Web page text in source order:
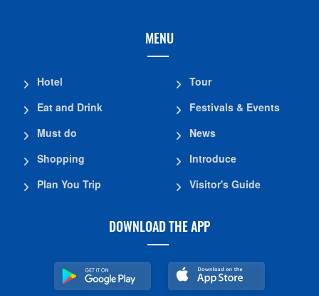
MENU
Hotel
Eat and Drink
Must do
Shopping
Plan You Trip
Tour
Festivals & Events
News
Introduce
Visitor's Guide
DOWNLOAD THE APP